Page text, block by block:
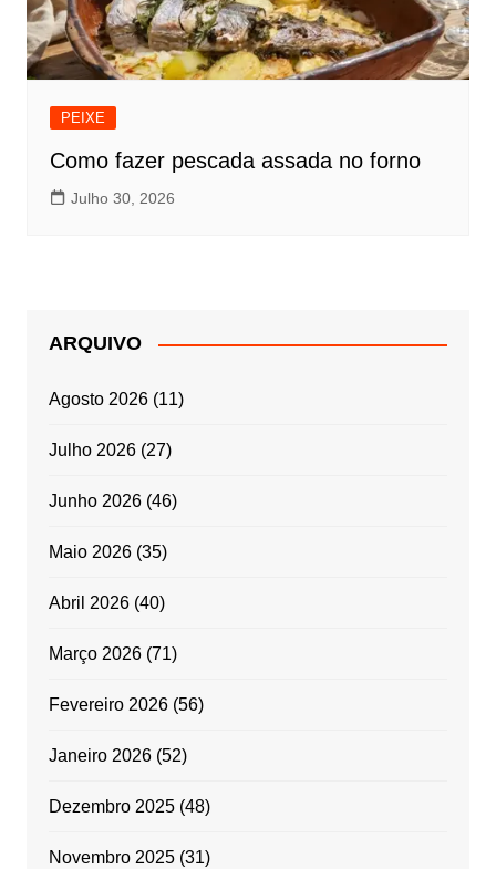
PEIXE
Como fazer pescada assada no forno
Julho 30, 2026
ARQUIVO
Agosto 2026(11)
Julho 2026(27)
Junho 2026(46)
Maio 2026(35)
Abril 2026(40)
Março 2026(71)
Fevereiro 2026(56)
Janeiro 2026(52)
Dezembro 2025(48)
Novembro 2025(31)